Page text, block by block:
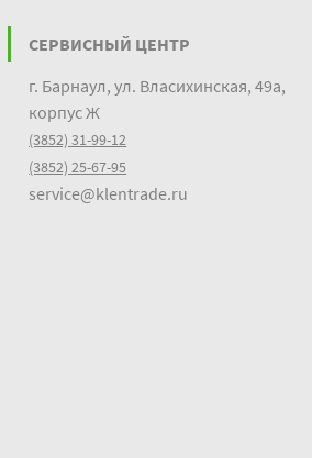
СЕРВИСНЫЙ ЦЕНТР
г. Барнаул, ул. Власихинская, 49а,
корпус Ж
(3852) 31-99-12
(3852) 25-67-95
service@klentrade.ru